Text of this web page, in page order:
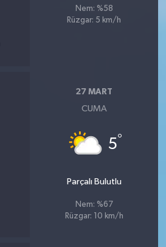
Nem: %58
Rüzgar: 5 km/h
27 MART
CUMA
5°
Parçalı Bulutlu
Nem: %67
Rüzgar: 10 km/h